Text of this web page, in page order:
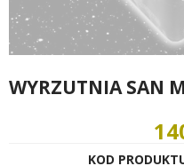
WYRZUTNIA SAN
KOD